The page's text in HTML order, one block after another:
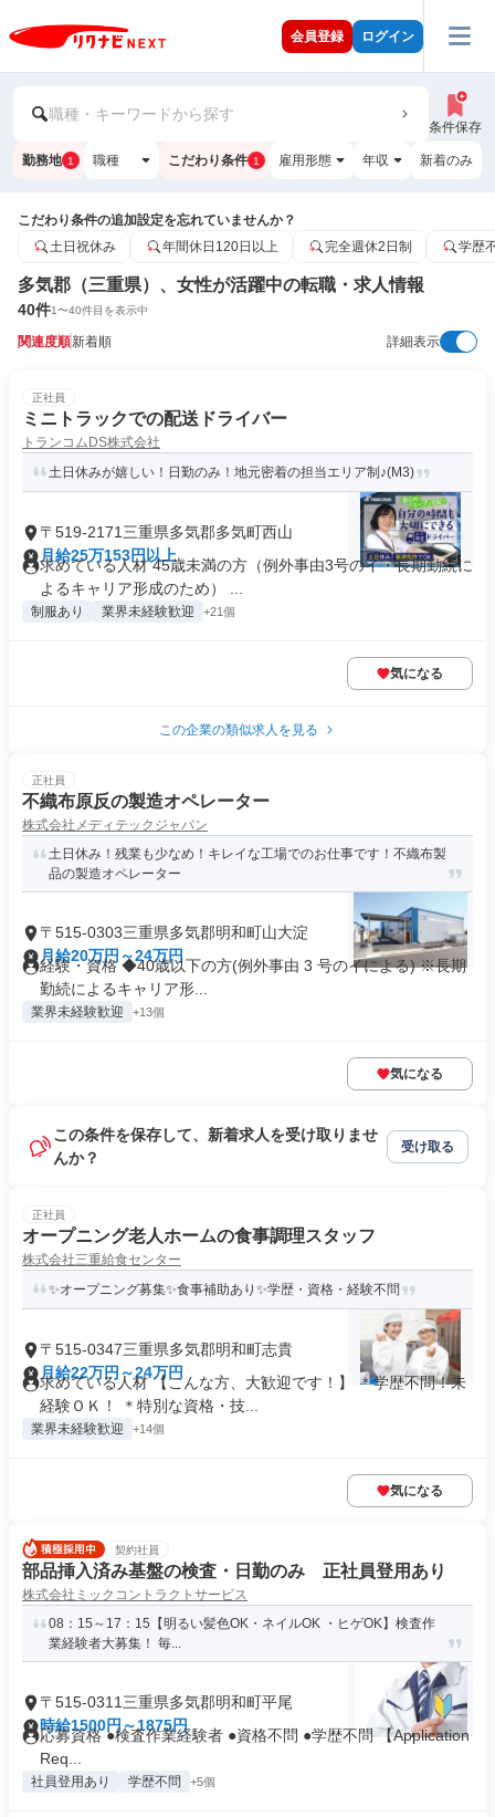
会員登録 ログイン
職種・キーワードから探す
条件保存
勤務地 1 職種 こだわり条件 1 雇用形態 年収 新着のみ
こだわり条件の追加設定を忘れていませんか？
土日祝休み
年間休日120日以上 完全週休2日制 学歴
多気郡（三重県）、女性が活躍中の転職・求人情報
40件1〜40件目を表示中
関連度順新着順 詳細表示
正社員
ミニトラックでの配送ドライバー
トランコムDS株式会社
土日休みが嬉しい！日勤のみ！地元密着の担当エリア制♪(M3)
〒519-2171三重県多気郡多気町西山
月給25万153円以上
求めている人材 45歳未満の方（例外事由3号のイ・長期勤続に
よるキャリア形成のため） ...
制服あり 業界未経験歓迎 +21個
気になる
この企業の類似求人を見る
正社員
不織布原反の製造オペレーター
株式会社メディテックジャパン
土日休み！残業も少なめ！キレイな工場でのお仕事です！不織布製
品の製造オペレーター
〒515-0303三重県多気郡明和町山大淀
月給20万円～24万円
経験・資格 ◆40歳以下の方(例外事由 3 号のイによる) ※長期
勤続によるキャリア形...
業界未経験歓迎 +13個
気になる
この条件を保存して、新着求人を受け取りませ
んか？
受け取る
正社員
オープニング老人ホームの食事調理スタッフ
株式会社三重給食センター
✨オープニング募集✨食事補助あり✨学歴・資格・経験不問
〒515-0347三重県多気郡明和町志貴
月給22万円～24万円
求めている人材 【こんな方、大歓迎です！】 ＊学歴不問！未
経験ＯＫ！ ＊特別な資格・技...
業界未経験歓迎 +14個
気になる
契約社員
部品挿入済み基盤の検査・日勤のみ 正社員登用あり
株式会社ミックコントラクトサービス
08：15～17：15【明るい髪色OK・ネイルOK ・ヒゲOK】検査作
業経験者大募集！ 毎...
〒515-0311三重県多気郡明和町平尾
時給1500円～1875円
応募資格 ●検査作業経験者 ●資格不問 ●学歴不問 【Application
Req...
社員登用あり 学歴不問 +5個